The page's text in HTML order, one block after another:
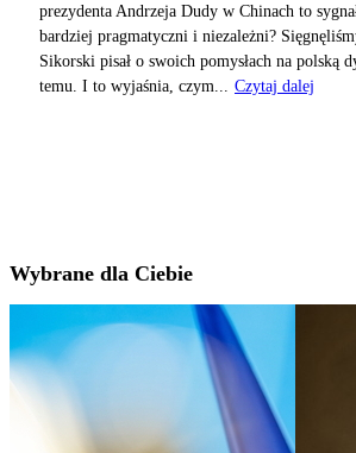
prezydenta Andrzeja Dudy w Chinach to
bardziej pragmatyczni i niezależni?
Sikorski pisał o swoich pomysłach na polską
temu. I to wyjaśnia, czym...
Czytaj dalej
Wybrane dla Ciebie